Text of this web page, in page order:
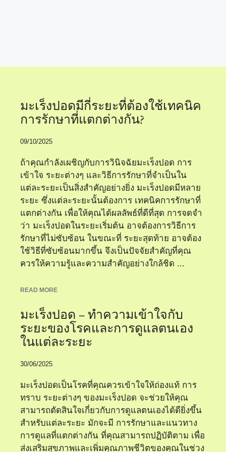
มะเร็งปอดมีกี่ระยะที่ต้องใช้เทคนิค
การรักษาที่แตกต่างกัน?
09/10/2025
ถ้าคุณกำลังเผชิญกับการวินิจฉัยมะเร็งปอด การ
เข้าใจ ระยะต่างๆ และวิธีการรักษาที่จำเป็นใน
แต่ละระยะเป็นสิ่งสำคัญอย่างยิ่ง มะเร็งปอดมีหลาย
ระยะ ซึ่งแต่ละระยะนั้นต้องการ เทคนิคการรักษาที่
แตกต่างกัน เพื่อให้คุณได้ผลลัพธ์ที่ดีที่สุด การจดจำ
ว่า มะเร็งปอดในระยะเริ่มต้น อาจต้องการวิธีการ
รักษาที่ไม่ซับซ้อน ในขณะที่ ระยะสุดท้าย อาจต้อง
ใช้วิธีที่ซับซ้อนมากขึ้น จึงเป็นปัจจัยสำคัญที่คุณ
ควรให้ความรู้และความสำคัญอย่างใกล้ชิด ...
READ MORE
มะเร็งปอด – ทำความเข้าใจกับ
ระยะของโรคและการดูแลตนเอง
ในแต่ละระยะ
30/06/2025
มะเร็งปอดเป็นโรคที่คุณควรเข้าใจให้ถ่องแท้ การ
ทราบ ระยะต่างๆ ของมะเร็งปอด จะช่วยให้คุณ
สามารถตัดสินใจเกี่ยวกับการดูแลตนเองได้ดียิ่งขึ้น
สำหรับแต่ละระยะ มักจะมี การรักษาและแนวทาง
การดูแลที่แตกต่างกัน ที่คุณสามารถปฏิบัติตาม เพื่อ
ส่งเสริมสุขภาพและเพิ่มคุณภาพชีวิตของคุณในช่วง